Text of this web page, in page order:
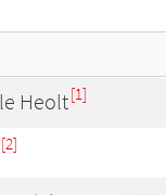
Heolt[1]
[2]